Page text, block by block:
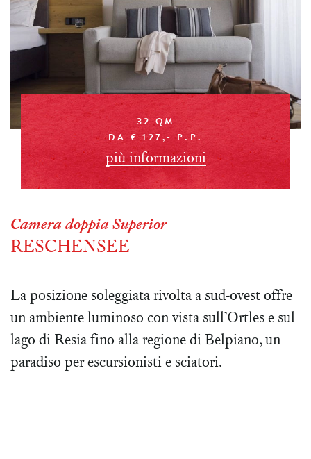
32 QM
DA € 127,- P.P.
più informazioni
Camera doppia Superior
RESCHENSEE
La posizione soleggiata rivolta a sud-ovest offre
un ambiente luminoso con vista sull’Ortles e sul
lago di Resia fino alla regione di Belpiano, un
paradiso per escursionisti e sciatori.